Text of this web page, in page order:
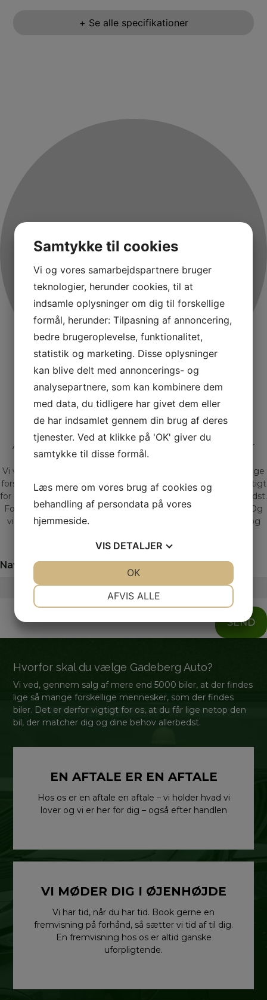
+ Se alle specifikationer
Bliv kontaktet af Gadeberg
Hos Gadeberg Auto får du mere end 20 års erfaring og
rådgivning, samt møder Jacob og Peter
At handle med biler, er for os mere end blot et job – det er
nærmere en livsstil.
Vi ved gennem mange års erfaring at der findes lige så mange
forskellige mennesker som der findes biler. Derfor er det vigtigt
for os at du får den bil der matcher dig og dine behov allerbedst.
For os er en bilhandel meget mere end blot kroner og øre. Og
vi sætter en ære i at give professionel vejledning, tryghed og
Navn Telefon
SEND
Hvorfor skal du vælge Gadeberg Auto?
Vi ved, gennem salg af mere end 5000 biler, at der findes
lige så mange forskellige mennesker, som der findes
biler. Det er derfor vigtigt for os, at du får lige netop den
bil, der matcher dig og dine behov allerbedst.
EN AFTALE ER EN AFTALE
Hos os er en aftale en aftale – vi holder hvad vi
lover og vi er her for dig – også efter handlen
VI MØDER DIG I ØJENHØJDE
Vi har tid, når du har tid. Book gerne en
fremvisning på forhånd, så sætter vi tid af til dig.
En fremvisning hos os er altid ganske
uforpligtende.
Samtykke til cookies
Vi og vores samarbejdspartnere bruger
teknologier, herunder cookies, til at
indsamle oplysninger om dig til forskellige
formål, herunder: Tilpasning af annoncering,
bedre brugeroplevelse, funktionalitet,
statistik og marketing. Disse oplysninger
kan blive delt med annoncerings- og
analysepartnere, som kan kombinere dem
med data, du tidligere har givet dem eller
de har indsamlet gennem din brug af deres
tjenester. Ved at klikke på 'OK' giver du
samtykke til disse formål.
Læs mere om vores brug af cookies og
behandling af persondata på vores
hjemmeside.
VIS DETALJER
AFVIS ALLE
OK